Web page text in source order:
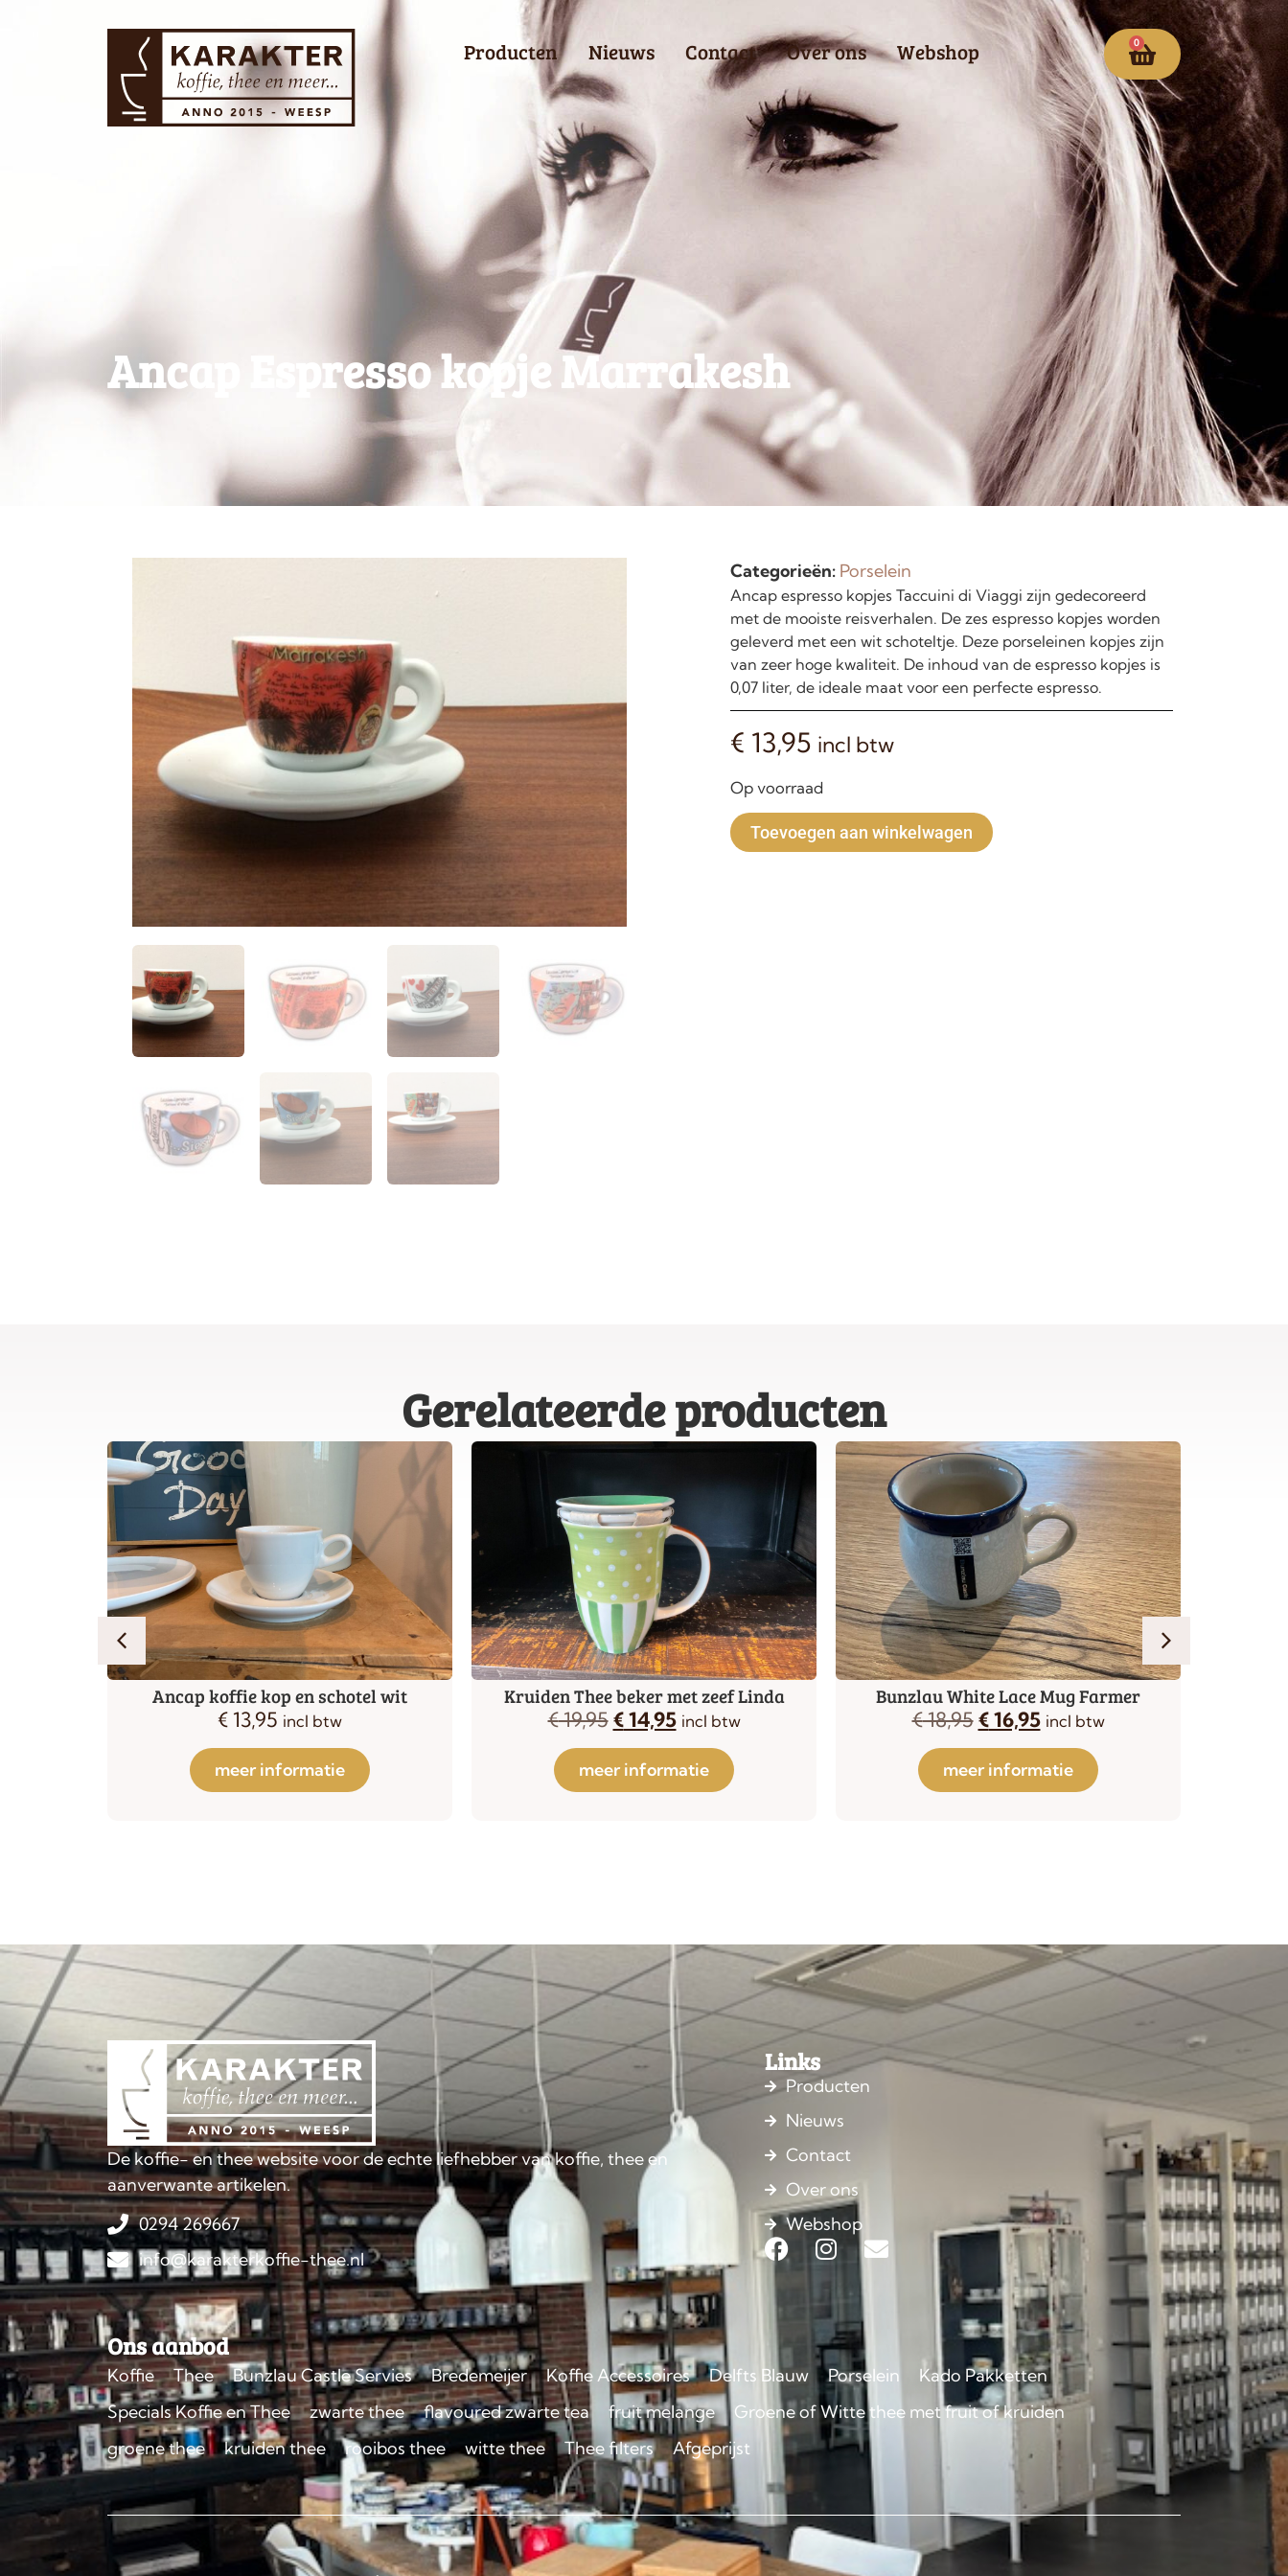
Producten Nieuws Contact Over ons Webshop 0
Ancap Espresso kopje Marrakesh
Categorieën: Porselein
Ancap espresso kopjes Taccuini di Viaggi zijn gedecoreerd
met de mooiste reisverhalen. De zes espresso kopjes worden
geleverd met een wit schoteltje. Deze porseleinen kopjes zijn
van zeer hoge kwaliteit. De inhoud van de espresso kopjes is
0,07 liter, de ideale maat voor een perfecte espresso.
€ 13,95 incl btw
Op voorraad
Toevoegen aan winkelwagen
Gerelateerde producten
Ancap koffie kop en schotel wit
€ 13,95 incl btw
meer informatie
Kruiden Thee beker met zeef Linda
€19,95 €14,95 incl btw
meer informatie
Bunzlau White Lace Mug Farmer
€18,95 €16,95 incl btw
meer informatie
De koffie- en thee website voor de echte liefhebber van koffie, thee en
aanverwante artikelen.
0294 269667
info@karakterkoffie-thee.nl
Links
Producten
Nieuws
Contact
Over ons
Webshop
Ons aanbod
Koffie Thee Bunzlau Castle Servies Bredemeijer Koffie Accessoires Delfts Blauw Porselein
Kado Pakketten
Specials Koffie en Thee
zwarte thee flavoured zwarte tea fruit melange
Groene of Witte thee met fruit of kruiden
groene thee
kruiden thee rooibos thee witte thee Thee filters Afgeprijst